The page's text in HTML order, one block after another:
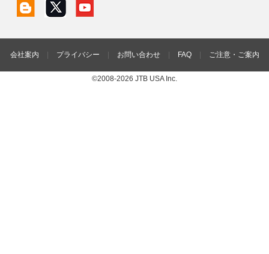
会社案内 プライバシー お問い合わせ FAQ ご注意・ご案内
©2008-2026 JTB USA Inc.